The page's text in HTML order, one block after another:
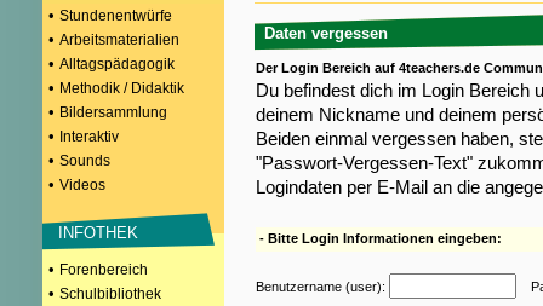
• Stundenentwürfe
• Arbeitsmaterialien
• Alltagspädagogik
• Methodik / Didaktik
• Bildersammlung
• Interaktiv
• Sounds
• Videos
INFOTHEK
• Forenbereich
• Schulbibliothek
Daten vergessen
Der Login Bereich auf 4teachers.de
Du befindest dich im Login Bereich
deinem Nickname und deinem
Beiden einmal vergessen haben,
"Passwort-Vergessen-Text"
Logindaten per E-Mail an die
- Bitte Login Informationen eingeben:
Benutzername (user):